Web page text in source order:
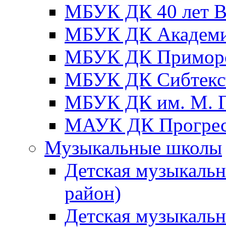
МБУК ДК 40 лет
МБУК ДК
МБУК ДК
МБУК ДК
МБУК ДК им. М.
МАУК ДК
Музыкальные школы
Детская
район)
Детская